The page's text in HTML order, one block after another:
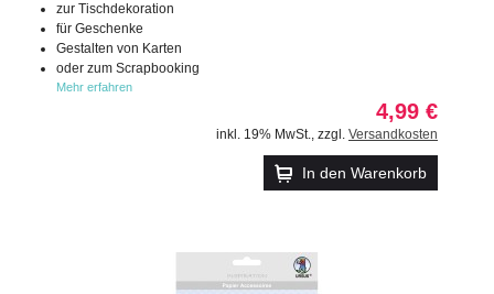
zur Tischdekoration
für Geschenke
Gestalten von Karten
oder zum Scrapbooking
Mehr erfahren
4,99 €
inkl. 19% MwSt. zzgl. Versandkosten
In den Warenkorb